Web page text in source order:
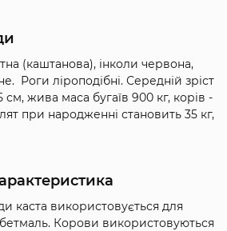
(каштанова), інколи червона,
Роги ліроподібні. Середній зріст
см, жива маса бугаїв 900 кг, корів -
при народженні становить 35 кг,
каста використовується для
Корови використовуються